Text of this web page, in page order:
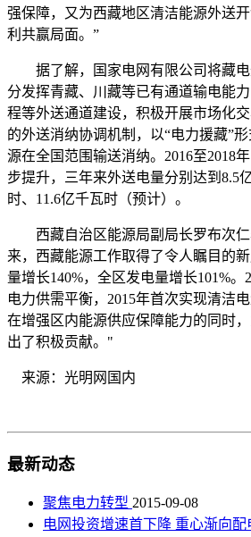
强保障，又为西藏地区清洁能源外送
利共赢局面。”
据了解，国家电网有限公司将藏电
分发挥青藏、川藏等已有通道输电能
程等外送通道建设，积极开展市场化
的外送消纳协调机制，以“电力援藏”
源在全国范围输送消纳。2016至2018
步提升，三年来外送电量分别达到8.5
时、11.6亿千瓦时（预计）。
西藏自治区能源局副局长罗布次仁
来，西藏能源工作取得了令人瞩目的
量增长140%，全区发电量增长101%。
电力供需平衡，2015年首次实现清洁电
在增强区内能源供应保障能力的同时
出了积极贡献。"
来源：光明网国内
最新动态
聚焦电力转型 2015-09-08
电网投资增速首下降 重心渐向配